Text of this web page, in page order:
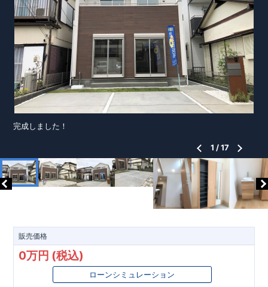
販売価格
0万円 (税込)
ローンシミュレーション
完成しました！
1 /17